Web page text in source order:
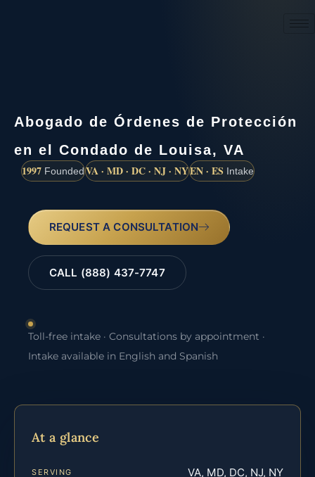
Abogado de Órdenes de Protección
en el Condado de Louisa, VA
1997 FoundedVA · MD · DC · NJ · NYEN · ES Intake
REQUEST A CONSULTATION
CALL (888) 437-7747
Toll-free intake · Consultations by appointment ·
Intake available in English and Spanish
At a glance
SERVING VA, MD, DC, NJ, NY